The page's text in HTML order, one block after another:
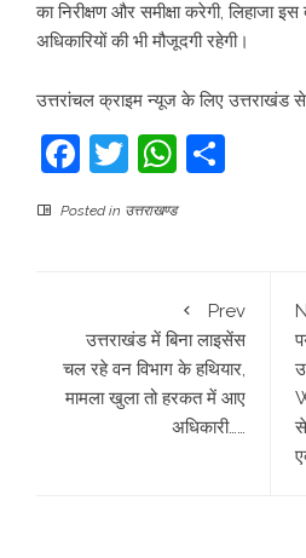
का निरीक्षण और समीक्षा करेगी, लिहाजा
अधिकारियों की भी मौजूदगी रहेगी।
उत्तरांचल क्राइम न्यूज के लिए उत्तराखंड से
Facebook
Twitter
Posted in उत्तराखण्ड
Prev
उत्तराखंड में बिना लाइसेंस
चल रहे वन विभाग के हथियार,
मामला खुला तो हरकत में आए
अधिकारी……